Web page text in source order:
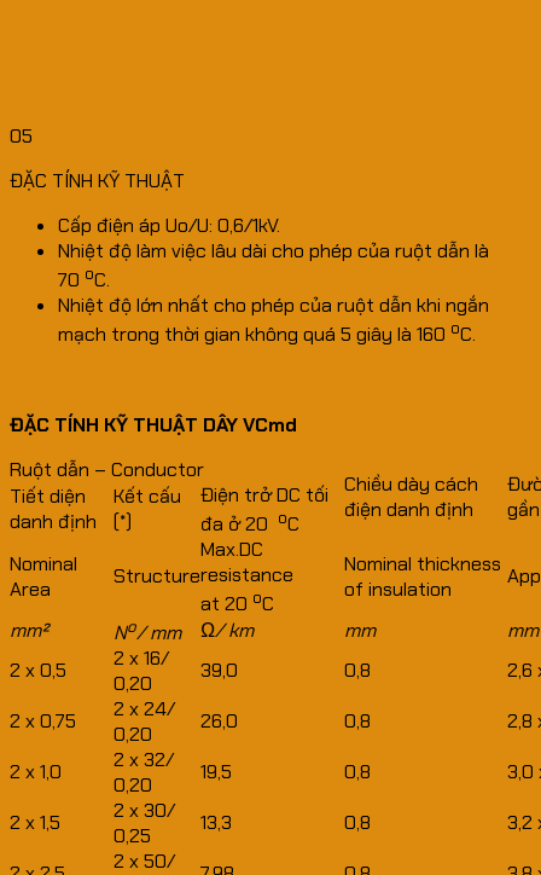
05
ĐẶC TÍNH KỸ THUẬT
Cấp điện áp Uo/U: 0,6/1kV.
Nhiệt độ làm việc lâu dài cho phép của ruột dẫn là
70 oC.
Nhiệt độ lớn nhất cho phép của ruột dẫn khi ngắn
mạch trong thời gian không quá 5 giây là 160 oC.
ĐẶC TÍNH KỸ THUẬT DÂY VCmd
Ruột dẫn – Conductor
Chiều dày cách
điện danh định
Tiết diện
danh định
Kết cấu
(*)
Điện trở DC tối
đa ở 20 oC
Nominal
Area
Structure
Max.DC
resistance
at 20 oC
Nominal thickness
of insulation
mm² No/ mm Ω/ km mm
mm
2 x 0,5
2 x 16/
0,20
39,0 0,8
2,6
2 x 0,75
2 x 24/
0,20
26,0 0,8
2,8
2 x 1,0
2 x 32/
0,20
19,5 0,8
3,0
2 x 1,5
2 x 30/
0,25
13,3 0,8
3,2
2 x 50/